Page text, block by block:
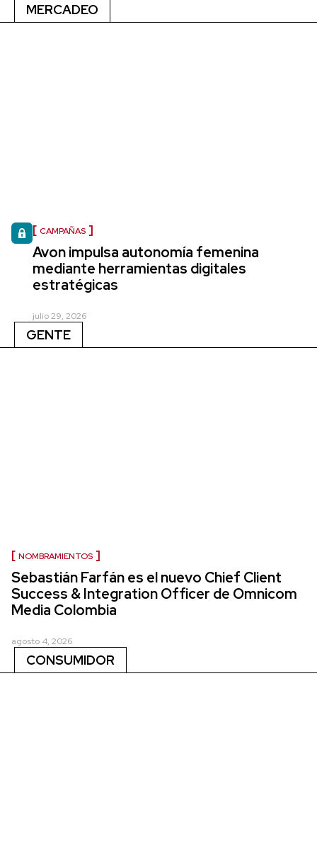
MERCADEO
CAMPAÑAS
Avon impulsa autonomía femenina
mediante herramientas digitales
estratégicas
julio 29, 2026
GENTE
NOMBRAMIENTOS
Sebastián Farfán es el nuevo Chief Client
Success & Integration Officer de Omnicom
Media Colombia
agosto 4, 2026
CONSUMIDOR